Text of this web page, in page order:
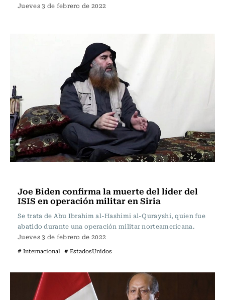
Jueves 3 de febrero de 2022
Joe Biden confirma la muerte del líder del
ISIS en operación militar en Siria
Se trata de Abu Ibrahim al-Hashimi al-Qurayshi, quien fue
abatido durante una operación militar norteamericana.
Jueves 3 de febrero de 2022
# Internacional # EstadosUnidos